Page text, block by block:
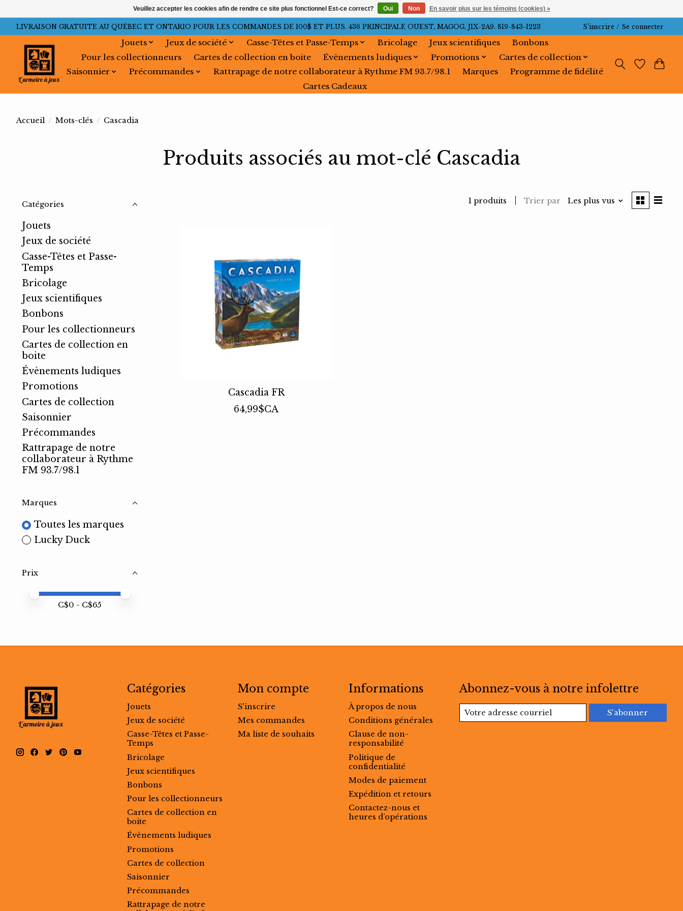
LIVRAISON GRATUITE AU QUÉBEC ET ONTARIO POUR LES COMMANDES DE 100$ ET PLUS. 436 PRINCIPALE OUEST, MAGOG, J1X-2A9. 819-843-1223 S’inscrire / Se connecter
Jouets Jeux de société Casse-Têtes et Passe-Temps Bricolage Jeux scientifiques
Bonbons
Pour les collectionneurs
Cartes de collection en boite Évènements ludiques Promotions
Cartes de collection
Saisonnier
Précommandes Rattrapage de notre collaborateur à Rythme FM 93.7/98.1 Marques
Programme de fidélité
Cartes Cadeaux
Accueil / Mots-clés / Cascadia
Produits associés au mot-clé Cascadia
Catégories
Jouets
Jeux de société
Casse-Têtes et Passe-
Temps
Bricolage
Jeux scientifiques
Bonbons
Pour les collectionneurs
Cartes de collection en
boite
Évènements ludiques
Promotions
Cartes de collection
Saisonnier
Précommandes
Rattrapage de notre
collaborateur à Rythme
FM 93.7/98.1
Marques
Toutes les marques
Lucky Duck
Prix
Prix minimum
Price maximum value
C$0 - C$65
1 produits Trier par Les plus vus
Cascadia FR
64,99$CA
Catégories
Jouets
Jeux de société
Casse-Têtes et Passe-
Temps
Bricolage
Jeux scientifiques
Bonbons
Pour les collectionneurs
Cartes de collection en
boite
Évènements ludiques
Promotions
Cartes de collection
Saisonnier
Précommandes
Rattrapage de notre
Mon compte
S'inscrire
Mes commandes
Ma liste de souhaits
Informations
À propos de nous
Conditions générales
Clause de non-
responsabilité
Politique de
confidentialité
Modes de paiement
Expédition et retours
Contactez-nous et
heures d’opérations
Abonnez-vous à notre infolettre
S'abonner
Veuillez accepter les cookies afin de rendre ce site plus fonctionnel Est-ce correct? Oui Non En savoir plus sur les témoins (cookies) »